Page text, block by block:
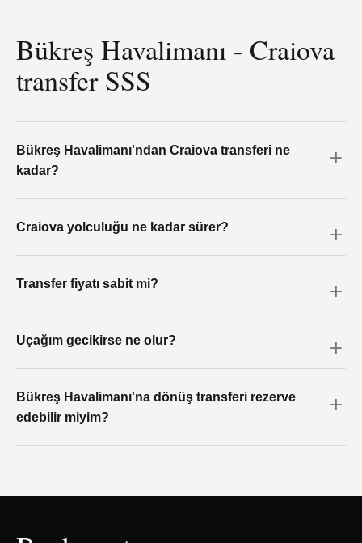
Bükreş Havalimanı - Craiova
transfer SSS
Bükreş Havalimanı'ndan Craiova transferi ne
kadar?
Craiova yolculuğu ne kadar sürer?
Transfer fiyatı sabit mi?
Uçağım gecikirse ne olur?
Bükreş Havalimanı'na dönüş transferi rezerve
edebilir miyim?